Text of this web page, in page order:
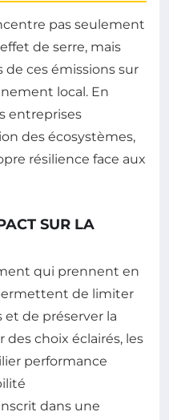
pas seulement
de serre, mais
ces émissions sur
local. En
entreprises
des écosystèmes,
résilience face aux
SUR LA
qui prennent en
de limiter
et de préserver la
des choix éclairés, les
performance
dans une